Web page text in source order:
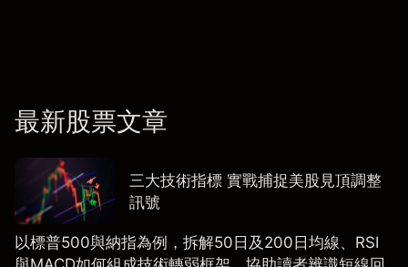
最新股票文章
三大技術指標 實戰捕捉美股見頂調整
訊號
以標普500與納指為例，拆解50日及200日均線、RSI